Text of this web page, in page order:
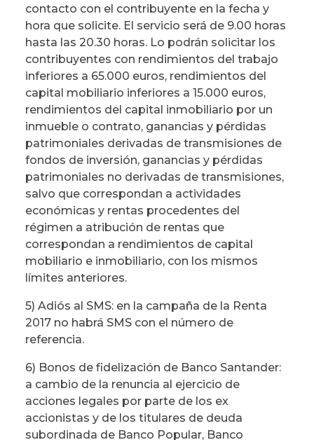
contacto con el contribuyente en la fecha y
hora que solicite. El servicio será de 9.00 horas
hasta las 20.30 horas. Lo podrán solicitar los
contribuyentes con rendimientos del trabajo
inferiores a 65.000 euros, rendimientos del
capital mobiliario inferiores a 15.000 euros,
rendimientos del capital inmobiliario por un
inmueble o contrato, ganancias y pérdidas
patrimoniales derivadas de transmisiones de
fondos de inversión, ganancias y pérdidas
patrimoniales no derivadas de transmisiones,
salvo que correspondan a actividades
económicas y rentas procedentes del
régimen a atribución de rentas que
correspondan a rendimientos de capital
mobiliario e inmobiliario, con los mismos
límites anteriores.
5) Adiós al SMS: en la campaña de la Renta
2017 no habrá SMS con el número de
referencia.
6) Bonos de fidelización de Banco Santander:
a cambio de la renuncia al ejercicio de
acciones legales por parte de los ex
accionistas y de los titulares de deuda
subordinada de Banco Popular, Banco